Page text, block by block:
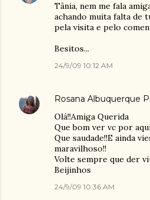
Tânia, nem me fala
achando muita falta de
pela visita e pelo
Besitos...
24/9/09 10:12 AM
Rosana Albuquerque
Olá!!Amiga Querida
Que bom ver vc por
Que saudade!!E ainda
maravilhoso!!
Volte sempre que der
Beijinhos
24/9/09 10:36 AM